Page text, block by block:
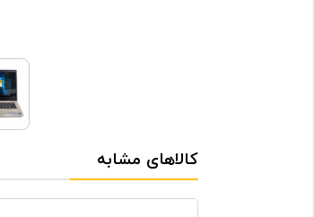
کالاهای مشابه